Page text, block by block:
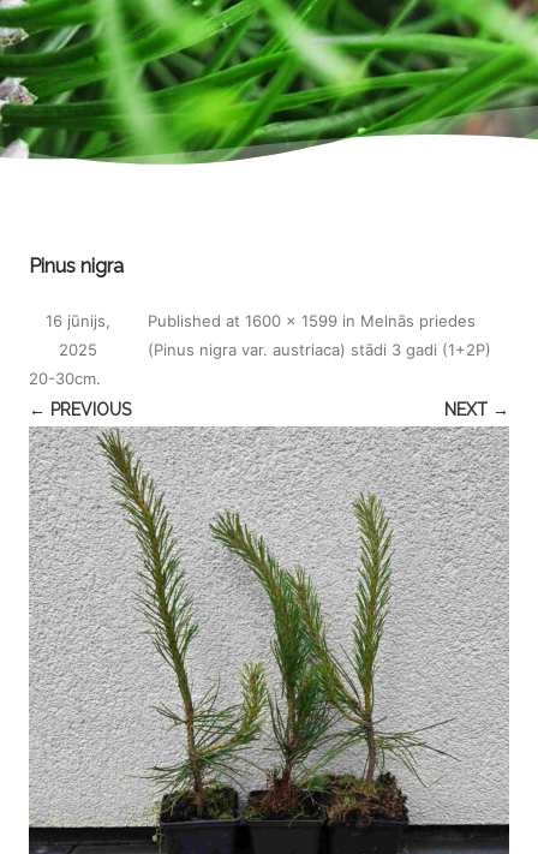
Pinus nigra
Published
16 jūnijs,
2025
at 1600 × 1599 in Melnās priedes
(Pinus nigra var. austriaca) stādi 3 gadi (1+2P)
20-30cm.
← PREVIOUS
NEXT →